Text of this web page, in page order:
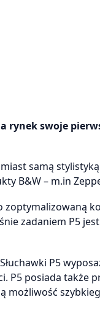
rynek swoje
samą stylistyką
B&W – m.in
zadaniem P5 jest
P5
P5 posiada także
możliwość